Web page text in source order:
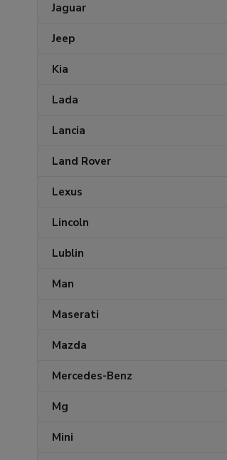
Jaguar
Jeep
Kia
Lada
Lancia
Land Rover
Lexus
Lincoln
Lublin
Man
Maserati
Mazda
Mercedes-Benz
Mg
Mini